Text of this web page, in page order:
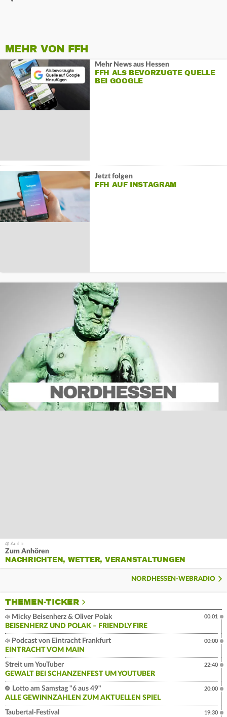
MEHR VON FFH
Mehr News aus Hessen
FFH ALS BEVORZUGTE QUELLE
BEI GOOGLE
Jetzt folgen
FFH AUF INSTAGRAM
Zum Anhören
NACHRICHTEN, WETTER, VERANSTALTUNGEN
NORDHESSEN-WEBRADIO
THEMEN-TICKER
Micky Beisenherz & Oliver Polak
BEISENHERZ UND POLAK – FRIENDLY FIRE
00:01
Podcast von Eintracht Frankfurt
EINTRACHT VOM MAIN
00:00
Streit um YouTuber
GEWALT BEI SCHANZENFEST UM YOUTUBER
22:40
Lotto am Samstag "6 aus 49"
ALLE GEWINNZAHLEN ZUM AKTUELLEN SPIEL
20:00
Taubertal-Festival
19:30